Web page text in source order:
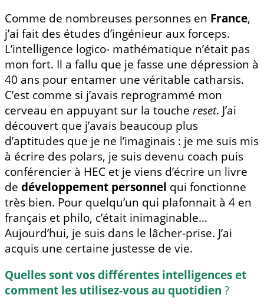
Comme de nombreuses personnes en France,
j’ai fait des études d’ingénieur aux forceps.
L’intelligence logico- mathématique n’était pas
mon fort. Il a fallu que je fasse une dépression à
40 ans pour entamer une véritable catharsis.
C’est comme si j’avais reprogrammé mon
cerveau en appuyant sur la touche reset. J’ai
découvert que j’avais beaucoup plus
d’aptitudes que je ne l’imaginais : je me suis mis
à écrire des polars, je suis devenu coach puis
conférencier à HEC et je viens d’écrire un livre
de développement personnel qui fonctionne
très bien. Pour quelqu’un qui plafonnait à 4 en
français et philo, c’était inimaginable…
Aujourd’hui, je suis dans le lâcher-prise. J’ai
acquis une certaine justesse de vie.
Quelles sont vos différentes intelligences et
comment les utilisez-vous au quotidien ?